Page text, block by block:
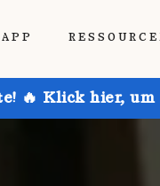
APP
🔥 Klick hier,